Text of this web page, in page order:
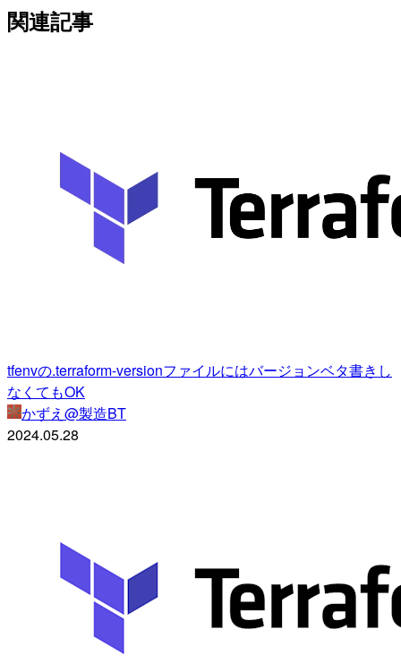
関連記事
tfenvの.terraform-versionファイルにはバージョンベタ書きし
なくてもOK
かずえ@製造BT
2024.05.28